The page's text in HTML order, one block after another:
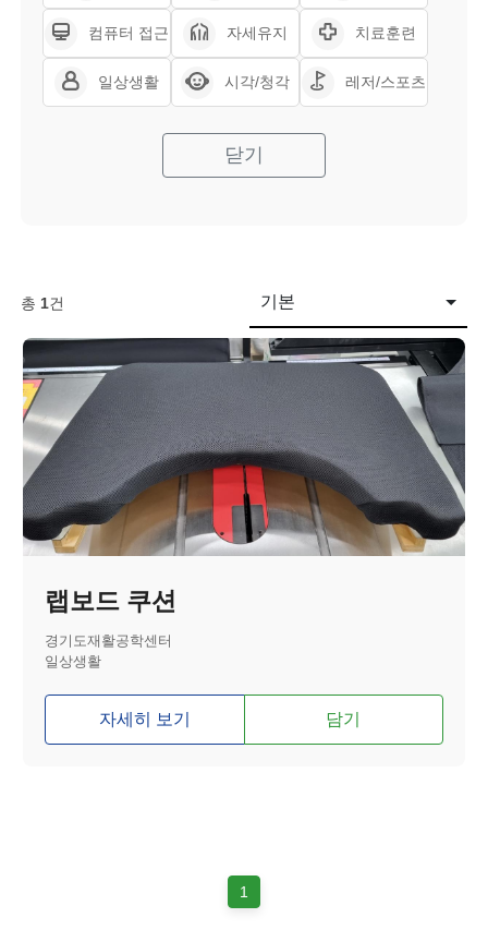
컴퓨터 접근 자세유지 치료훈련
일상생활 시각/청각 레저/스포츠
닫기
총 1건 기본
랩보드 쿠션
경기도재활공학센터
일상생활
자세히 보기 담기
1